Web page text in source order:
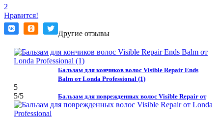
2
Нравится!
Другие отзывы
Бальзам для кончиков волос Visible Repair Ends
Balm от Londa Professional (1)
5
5/5 Бальзам для поврежденных волос Visible Repair от